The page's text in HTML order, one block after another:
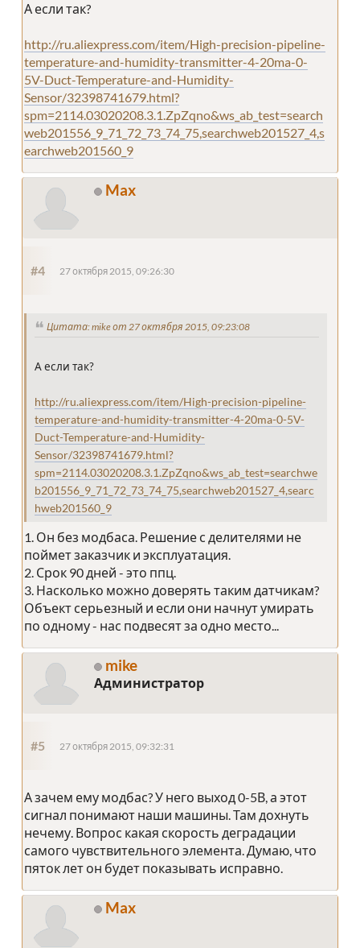
А если так?
http://ru.aliexpress.com/item/High-precision-pipeline-
temperature-and-humidity-transmitter-4-20ma-0-
5V-Duct-Temperature-and-Humidity-
Sensor/32398741679.html?
spm=2114.03020208.3.1.ZpZqno&ws_ab_test=search
web201556_9_71_72_73_74_75,searchweb201527_4,s
earchweb201560_9
Max
#4 27 октября 2015, 09:26:30
Цитата: mike от 27 октября 2015, 09:23:08
А если так?
http://ru.aliexpress.com/item/High-precision-pipeline-
temperature-and-humidity-transmitter-4-20ma-0-5V-
Duct-Temperature-and-Humidity-
Sensor/32398741679.html?
spm=2114.03020208.3.1.ZpZqno&ws_ab_test=searchwe
b201556_9_71_72_73_74_75,searchweb201527_4,searc
hweb201560_9
1. Он без модбаса. Решение с делителями не
поймет заказчик и эксплуатация.
2. Срок 90 дней - это ппц.
3. Насколько можно доверять таким датчикам?
Объект серьезный и если они начнут умирать
по одному - нас подвесят за одно место...
mike
Администратор
#5 27 октября 2015, 09:32:31
А зачем ему модбас? У него выход 0-5В, а этот
сигнал понимают наши машины. Там дохнуть
нечему. Вопрос какая скорость деградации
самого чувствительного элемента. Думаю, что
пяток лет он будет показывать исправно.
Max